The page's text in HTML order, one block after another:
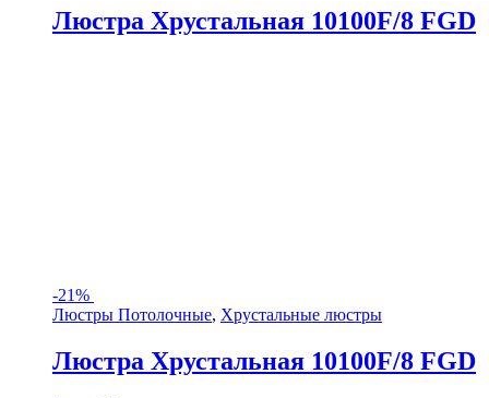
Люстра Хрустальная 10100F/8 FGD
-21%
Люстры Потолочные, Хрустальные люстры
Люстра Хрустальная 10100F/8 FGD